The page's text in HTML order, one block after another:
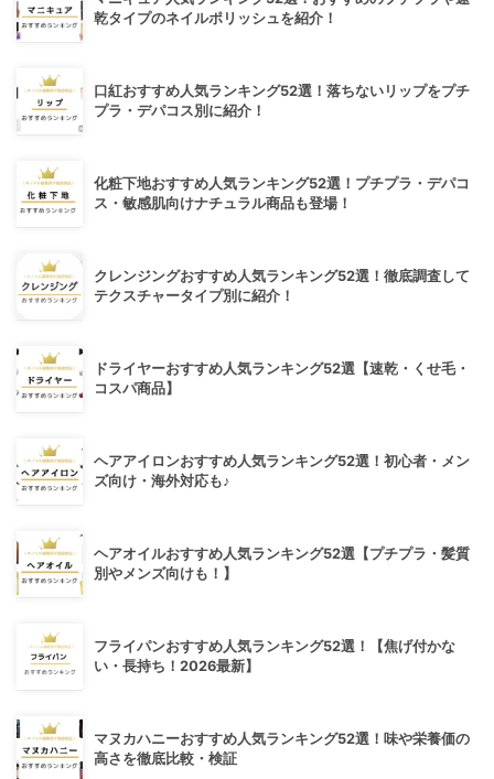
乾タイプのネイルポリッシュを紹介！
口紅おすすめ人気ランキング52選！落ちないリップをプチ
プラ・デパコス別に紹介！
化粧下地おすすめ人気ランキング52選！プチプラ・デパコ
ス・敏感肌向けナチュラル商品も登場！
クレンジングおすすめ人気ランキング52選！徹底調査して
テクスチャータイプ別に紹介！
ドライヤーおすすめ人気ランキング52選【速乾・くせ毛・
コスパ商品】
ヘアアイロンおすすめ人気ランキング52選！初心者・メン
ズ向け・海外対応も♪
ヘアオイルおすすめ人気ランキング52選【プチプラ・髪質
別やメンズ向けも！】
フライパンおすすめ人気ランキング52選！【焦げ付かな
い・長持ち！2026最新】
マヌカハニーおすすめ人気ランキング52選！味や栄養価の
高さを徹底比較・検証